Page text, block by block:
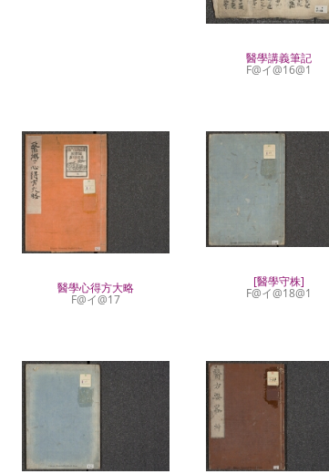
醫學講義筆記
F@イ@16@1
醫學心得方大略
F@イ@17
[醫學守株]
F@イ@18@1